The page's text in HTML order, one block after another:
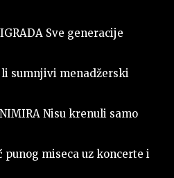
Sve generacije
li sumnjivi menadžerski
Nisu krenuli samo
punog miseca uz koncerte i